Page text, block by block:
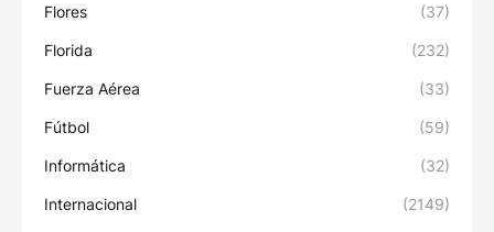
Flores (37)
Florida (232)
Fuerza Aérea (33)
Fútbol (59)
Informática (32)
Internacional (2149)